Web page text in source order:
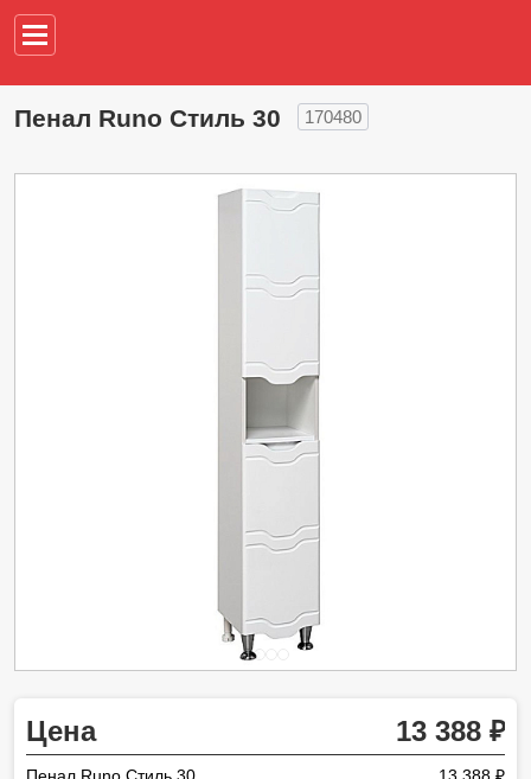
Пенал Runo Стиль 30 170480
Цена 13 388